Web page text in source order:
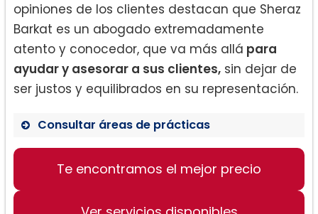
opiniones de los clientes destacan que Sheraz
Barkat es un abogado extremadamente
atento y conocedor, que va más allá para
ayudar y asesorar a sus clientes, sin dejar de
ser justos y equilibrados en su representación.
Consultar áreas de prácticas
Servicios de divorcio
Te encontramos el mejor precio